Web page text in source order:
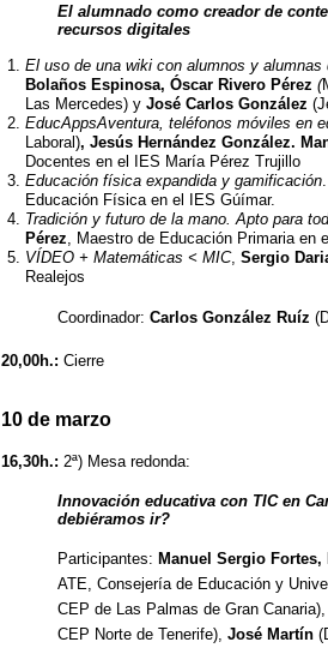
El alumnado como creador de
recursos digitales
El uso de una wiki con alumnos y alumnas
Bolaños Espinosa, Óscar Rivero Pérez (
Las Mercedes) y José Carlos González
EducAppsAventura, teléfonos móviles en
Laboral), Jesús Hernández González.
Docentes en el IES María Pérez Trujillo
Educación física expandida y gamificación
Educación Física en el IES Gúímar.
Tradición y futuro de la mano. Apto para
Pérez , Maestro de Educación Primaria en
VÍDEO + Matemáticas < MIC, Sergio
Realejos
Coordinador:Carlos González Ruíz
20,00h.: Cierre
10 de marzo
16,30h.: 2ª) Mesa redonda:
Innovación educativa con TIC en
debiéramos ir?
Participantes:Manuel Sergio
ATE, Consejería de Educación y
CEP de Las Palmas de Gran
CEP Norte de Tenerife),José Martín